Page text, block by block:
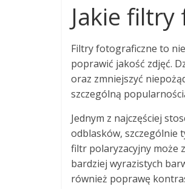
Jakie
Filtry fotograficzne to
poprawić jakość zdjęć.
oraz zmniejszyć
szczególną
Jednym z najczęściej
odblasków, szczególnie
filtr polaryzacyjny może
bardziej wyrazistych
również poprawę